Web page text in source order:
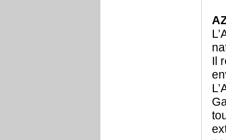
Il